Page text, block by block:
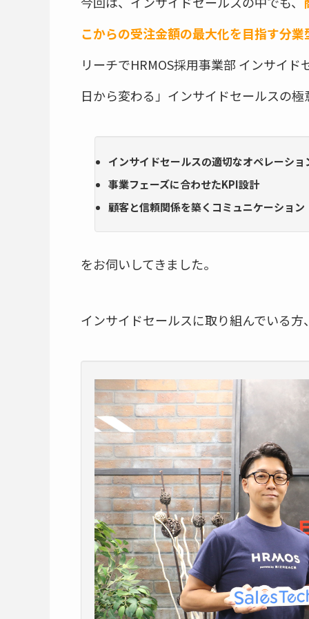
こからの受注金額の最大化を目指す分
リーチでHRMOS採用事業部 インサイ
日から変わる」インサイドセールスの
インサイドセールスの適切なオペレーショ
事業フェーズに合わせたKPI設計
顧客と信頼関係を築くコミュニケーション
をお伺いしてきました。
インサイドセールスに取り組んでいる